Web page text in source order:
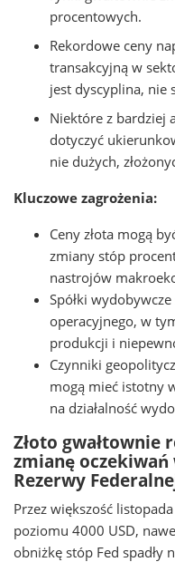
procentowych.
Rekordowe ceny
transakcyjną w
jest dyscyplina, nie
Niektóre z bardziej
dotyczyć
nie dużych,
Kluczowe zagrożenia:
Ceny złota mogą
zmiany stóp
nastrojów
Spółki
operacyjnego, w
produkcji i
Czynniki
mogą mieć istotny
na działalność
Złoto gwałtownie
zmianę oczekiwań
Rezerwy
Przez większość
poziomu 4000 USD,
obniżkę stóp Fed spadły